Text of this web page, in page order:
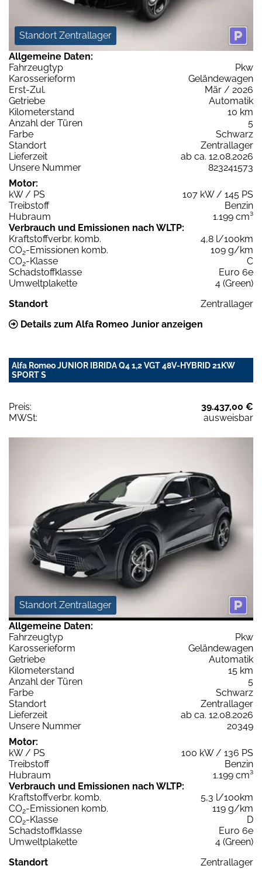
Standort Zentrallager
Allgemeine Daten:
Fahrzeugtyp
Pkw
Karosserieform
Geländewagen
Erst-Zul.
Mär / 2026
Getriebe
Automatik
Kilometerstand
10 km
Anzahl der Türen
5
Farbe
Schwarz
Standort
Zentrallager
Lieferzeit
ab ca. 12.08.2026
Unsere Nummer
823241573
Motor:
kW / PS
107 kW / 145 PS
Treibstoff
Benzin
Hubraum
1.199 cm³
Verbrauch und Emissionen nach WLTP:
Kraftstoffverbr. komb.
4,8 l/100km
CO2-Emissionen komb.
109 g/km
CO2-Klasse
C
Schadstoffklasse
Euro 6e
Umweltplakette
4 (Green)
Standort
Zentrallager
Details zum Alfa Romeo Junior anzeigen
Alfa Romeo JUNIOR IBRIDA Q4 1,2 VGT 48V-HYBRID 21KW
SPORT S
Preis:
39.437,00 €
MWSt:
ausweisbar
Standort Zentrallager
Allgemeine Daten:
Fahrzeugtyp
Pkw
Karosserieform
Geländewagen
Getriebe
Automatik
Kilometerstand
15 km
Anzahl der Türen
5
Farbe
Schwarz
Standort
Zentrallager
Lieferzeit
ab ca. 12.08.2026
Unsere Nummer
20349
Motor:
kW / PS
100 kW / 136 PS
Treibstoff
Benzin
Hubraum
1.199 cm³
Verbrauch und Emissionen nach WLTP:
Kraftstoffverbr. komb.
5,3 l/100km
CO2-Emissionen komb.
119 g/km
CO2-Klasse
D
Schadstoffklasse
Euro 6e
Umweltplakette
4 (Green)
Standort
Zentrallager